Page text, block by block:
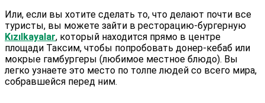
Или, если вы хотите сделать то, что делают почти все
туристы, вы можете зайти в ресторацию-бургерную
Kızılkayalar, который находится прямо в центре
площади Таксим, чтобы попробовать донер-кебаб или
мокрые гамбургеры (любимое местное блюдо). Вы
легко узнаете это место по толпе людей со всего мира,
собравшейся перед ним.